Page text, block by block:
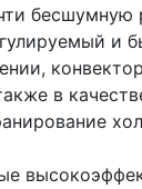
бесшумную
и
в